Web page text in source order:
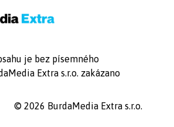
je bez písemného
Extra s.r.o. zakázano
© 2026 BurdaMedia Extra s.r.o.